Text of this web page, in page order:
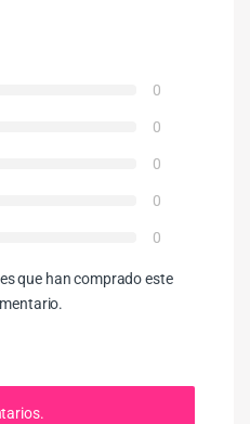
0
0
0
0
0
que han comprado este